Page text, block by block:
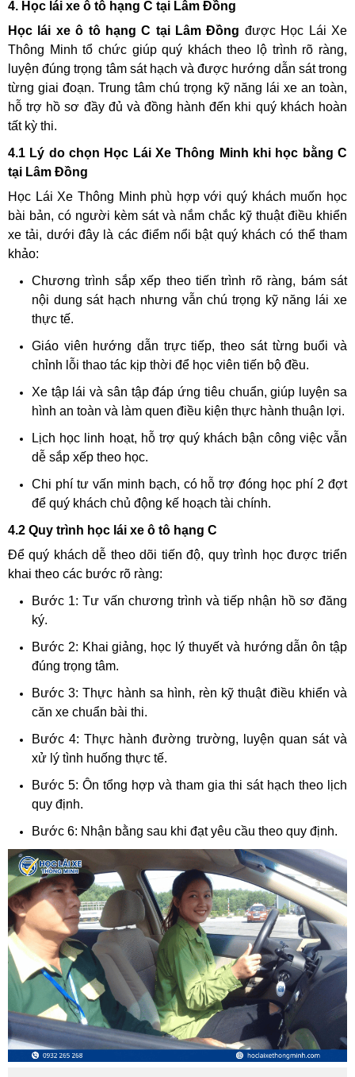
4. Học lái xe ô tô hạng C tại Lâm Đồng
Học lái xe ô tô hạng C tại Lâm Đồng được Học Lái Xe
Thông Minh tổ chức giúp quý khách theo lộ trình rõ ràng,
luyện đúng trọng tâm sát hạch và được hướng dẫn sát trong
từng giai đoạn. Trung tâm chú trọng kỹ năng lái xe an toàn,
hỗ trợ hồ sơ đầy đủ và đồng hành đến khi quý khách hoàn
tất kỳ thi.
4.1 Lý do chọn Học Lái Xe Thông Minh khi học bằng C
tại Lâm Đồng
Học Lái Xe Thông Minh phù hợp với quý khách muốn học
bài bản, có người kèm sát và nắm chắc kỹ thuật điều khiển
xe tải, dưới đây là các điểm nổi bật quý khách có thể tham
khảo:
Chương trình sắp xếp theo tiến trình rõ ràng, bám sát
nội dung sát hạch nhưng vẫn chú trọng kỹ năng lái xe
thực tế.
Giáo viên hướng dẫn trực tiếp, theo sát từng buổi và
chỉnh lỗi thao tác kịp thời để học viên tiến bộ đều.
Xe tập lái và sân tập đáp ứng tiêu chuẩn, giúp luyện sa
hình an toàn và làm quen điều kiện thực hành thuận lợi.
Lịch học linh hoạt, hỗ trợ quý khách bận công việc vẫn
dễ sắp xếp theo học.
Chi phí tư vấn minh bạch, có hỗ trợ đóng học phí 2 đợt
để quý khách chủ động kế hoạch tài chính.
4.2 Quy trình học lái xe ô tô hạng C
Để quý khách dễ theo dõi tiến độ, quy trình học được triển
khai theo các bước rõ ràng:
Bước 1: Tư vấn chương trình và tiếp nhận hồ sơ đăng
ký.
Bước 2: Khai giảng, học lý thuyết và hướng dẫn ôn tập
đúng trọng tâm.
Bước 3: Thực hành sa hình, rèn kỹ thuật điều khiển và
căn xe chuẩn bài thi.
Bước 4: Thực hành đường trường, luyện quan sát và
xử lý tình huống thực tế.
Bước 5: Ôn tổng hợp và tham gia thi sát hạch theo lịch
quy định.
Bước 6: Nhận bằng sau khi đạt yêu cầu theo quy định.